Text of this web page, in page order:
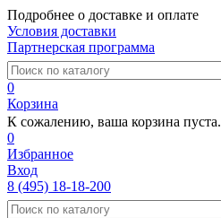
Подробнее о доставке и оплате
Условия доставки
Партнерская программа
0
Корзина
К сожалению, ваша корзина пуста.
0
Избранное
Вход
8 (495) 18-18-200